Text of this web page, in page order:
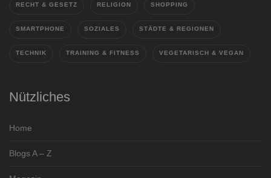
RECHT & GESETZ RELIGION SHOPPING
SMARTPHONE SOZIALES STÄDTE & REGIONEN
TECHNIK TRAINING & FITNESS VEGETARISCH & VEGAN
Nützliches
Home
Blogs A – Z